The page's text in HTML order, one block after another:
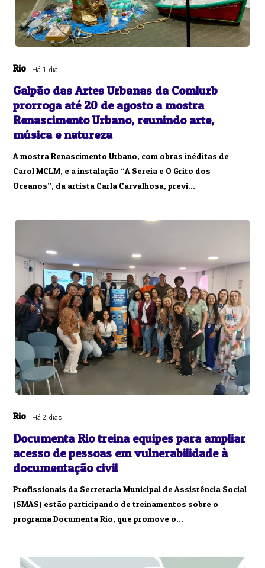
Rio Há 1 dia
Galpão das Artes Urbanas da Comlurb
prorroga até 20 de agosto a mostra
Renascimento Urbano, reunindo arte,
música e natureza
A mostra Renascimento Urbano, com obras inéditas de
Carol MCLM, e a instalação “A Sereia e O Grito dos
Oceanos”, da artista Carla Carvalhosa, previ...
Rio Há 2 dias
Documenta Rio treina equipes para ampliar
acesso de pessoas em vulnerabilidade à
documentação civil
Profissionais da Secretaria Municipal de Assistência Social
(SMAS) estão participando de treinamentos sobre o
programa Documenta Rio, que promove o...